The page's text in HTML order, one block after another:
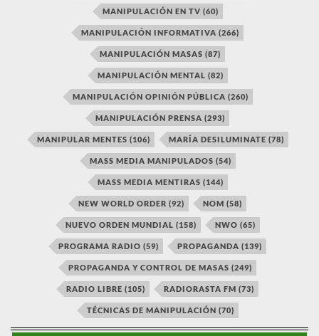
MANIPULACIÓN EN TV (60)
MANIPULACIÓN INFORMATIVA (266)
MANIPULACIÓN MASAS (87)
MANIPULACIÓN MENTAL (82)
MANIPULACIÓN OPINIÓN PÚBLICA (260)
MANIPULACIÓN PRENSA (293)
MANIPULAR MENTES (106) MARÍA DESILUMINATE (78)
MASS MEDIA MANIPULADOS (54)
MASS MEDIA MENTIRAS (144)
NEW WORLD ORDER (92) NOM (58)
NUEVO ORDEN MUNDIAL (158) NWO (65)
PROGRAMA RADIO (59) PROPAGANDA (139)
PROPAGANDA Y CONTROL DE MASAS (249)
RADIO LIBRE (105) RADIORASTA FM (73)
TÉCNICAS DE MANIPULACIÓN (70)